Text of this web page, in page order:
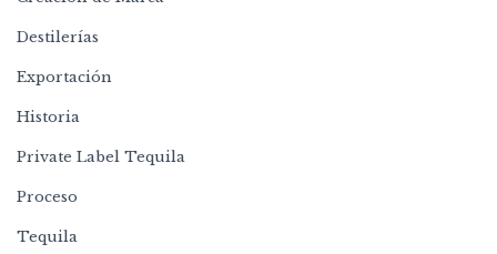
Destilerías
Exportación
Historia
Private Label Tequila
Proceso
Tequila